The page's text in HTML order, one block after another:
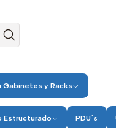
Gabinetes y Racks
Estructurado PDU´s